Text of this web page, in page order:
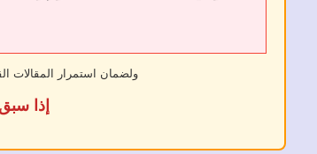
ولضمان استمرار المقالات
إذا